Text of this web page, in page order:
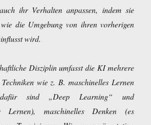
ihr Verhalten anpassen, indem sie
die Umgebung von ihren vorherigen
wird.
Disziplin umfasst die KI mehrere
wie z. B. maschinelles Lernen
sind „Deep Learning“ und
Lernen), maschinelles Denken (es